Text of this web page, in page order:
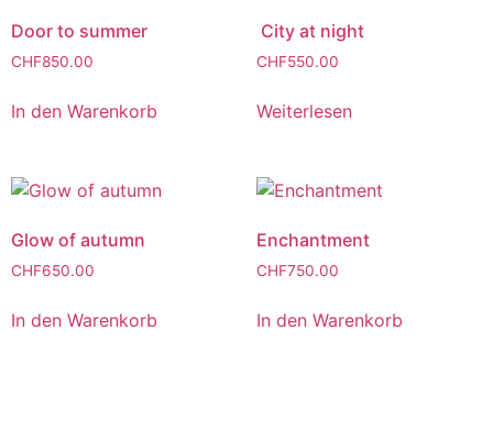
Door to summer
CHF850.00
In den Warenkorb
City at night
CHF550.00
Weiterlesen
Glow of autumn
CHF650.00
In den Warenkorb
Enchantment
CHF750.00
In den Warenkorb